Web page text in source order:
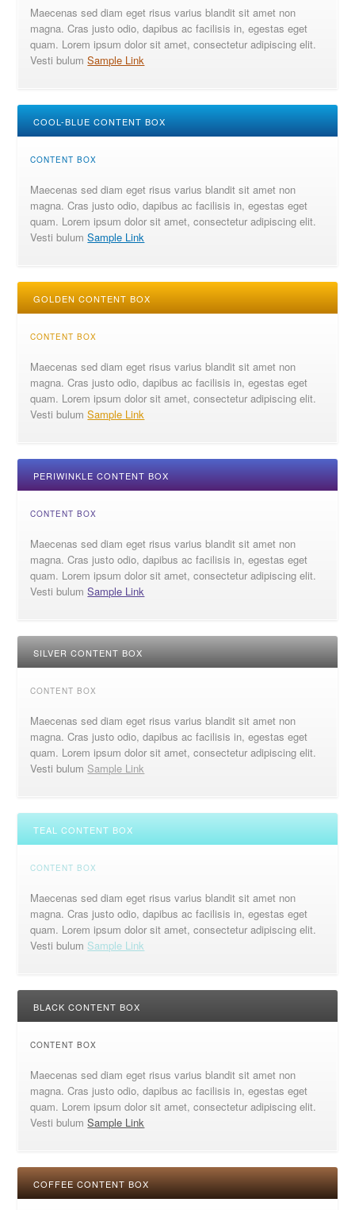
Maecenas sed diam eget risus varius blandit sit amet non
magna. Cras justo odio, dapibus ac facilisis in, egestas eget
quam. Lorem ipsum dolor sit amet, consectetur adipiscing elit.
Vesti bulumSample Link
COOL-BLUE CONTENT BOX
CONTENT BOX
Maecenas sed diam eget risus varius blandit sit amet non
magna. Cras justo odio, dapibus ac facilisis in, egestas eget
quam. Lorem ipsum dolor sit amet, consectetur adipiscing elit.
Vesti bulumSample Link
GOLDEN CONTENT BOX
CONTENT BOX
Maecenas sed diam eget risus varius blandit sit amet non
magna. Cras justo odio, dapibus ac facilisis in, egestas eget
quam. Lorem ipsum dolor sit amet, consectetur adipiscing elit.
Vesti bulumSample Link
PERIWINKLE CONTENT BOX
CONTENT BOX
Maecenas sed diam eget risus varius blandit sit amet non
magna. Cras justo odio, dapibus ac facilisis in, egestas eget
quam. Lorem ipsum dolor sit amet, consectetur adipiscing elit.
Vesti bulumSample Link
SILVER CONTENT BOX
CONTENT BOX
Maecenas sed diam eget risus varius blandit sit amet non
magna. Cras justo odio, dapibus ac facilisis in, egestas eget
quam. Lorem ipsum dolor sit amet, consectetur adipiscing elit.
Vesti bulum Sample Link
TEAL CONTENT BOX
CONTENT BOX
Maecenas sed diam eget risus varius blandit sit amet non
magna. Cras justo odio, dapibus ac facilisis in, egestas eget
quam. Lorem ipsum dolor sit amet, consectetur adipiscing elit.
Vesti bulum Sample Link
BLACK CONTENT BOX
CONTENT BOX
Maecenas sed diam eget risus varius blandit sit amet non
magna. Cras justo odio, dapibus ac facilisis in, egestas eget
quam. Lorem ipsum dolor sit amet, consectetur adipiscing elit.
Vesti bulumSample Link
COFFEE CONTENT BOX